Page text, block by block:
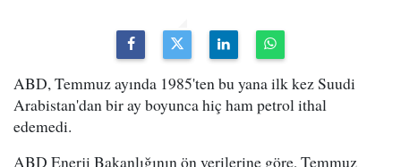
ABD, Temmuz ayında 1985'ten bu yana ilk kez Suudi
Arabistan'dan bir ay boyunca hiç ham petrol ithal
edemedi.
ABD Enerji Bakanlığının ön verilerine göre, Temmuz